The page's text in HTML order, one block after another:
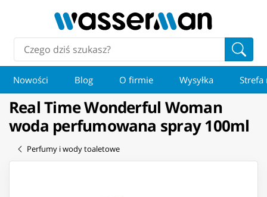
Nowości Blog O firmie Wysyłka Strefa
Real Time Wonderful Woman
woda perfumowana spray 100ml
Perfumy i wody toaletowe